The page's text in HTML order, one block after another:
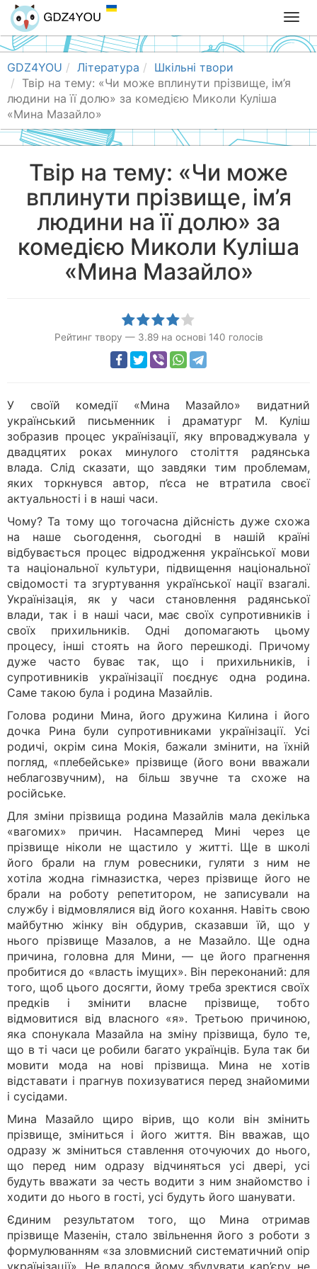
T
o
g
a
v
n
GDZ4YOU Література
Шкільні твори
Твір на тему: «Чи може вплинути прізвище, ім’я
людини на її долю» за комедією Миколи Куліша
«Мина Мазайло»
Твір на тему: «Чи може
вплинути прізвище, ім’я
людини на її долю» за
комедією Миколи Куліша
«Мина Мазайло»
Рейтинг твору — 3.89на основі 140 голосів
У своїй комедії «Мина Мазайло» видатний
український письменник і драматург М. Куліш
зобразив процес українізації, яку впроваджувала у
двадцятих роках минулого століття радянська
влада. Слід сказати, що завдяки тим проблемам,
яких торкнувся автор, п’єса не втратила своєї
актуальності і в наші часи.
Чому? Та тому що тогочасна дійсність дуже схожа
на наше сьогодення, сьогодні в нашій країні
відбувається процес відродження української мови
та національної культури, підвищення національної
свідомості та згуртування української нації взагалі.
Українізація, як у часи становлення радянської
влади, так і в наші часи, має своїх супротивників і
своїх прихильників. Одні допомагають цьому
процесу, інші стоять на його перешкоді. Причому
дуже часто буває так, що і прихильників, і
супротивників українізації поєднує одна родина.
Саме такою була і родина Мазайлів.
Голова родини Мина, його дружина Килина і його
дочка Рина були супротивниками українізації. Усі
родичі, окрім сина Мокія, бажали змінити, на їхній
погляд, «плебейське» прізвище (його вони вважали
неблагозвучним), на більш звучне та схоже на
російське.
Для зміни прізвища родина Мазайлів мала декілька
«вагомих» причин. Насамперед Мині через це
прізвище ніколи не щастило у житті. Ще в школі
його брали на глум ровесники, гуляти з ним не
хотіла жодна гімназистка, через прізвище його не
брали на роботу репетитором, не записували на
службу і відмовлялися від його кохання. Навіть свою
майбутню жінку він обдурив, сказавши їй, що у
нього прізвище Мазалов, а не Мазайло. Ще одна
причина, головна для Мини, — це його прагнення
пробитися до «власть імущих». Він переконаний: для
того, щоб цього досягти, йому треба зректися своїх
предків і змінити власне прізвище, тобто
відмовитися від власного «я». Третьою причиною,
яка спонукала Мазайла на зміну прізвища, було те,
що в ті часи це робили багато українців. Була так би
мовити мода на нові прізвища. Мина не хотів
відставати і прагнув похизуватися перед знайомими
і сусідами.
Мина Мазайло щиро вірив, що коли він змінить
прізвище, зміниться і його життя. Він вважав, що
одразу ж зміниться ставлення оточуючих до нього,
що перед ним одразу відчиняться усі двері, усі
будуть вважати за честь водити з ним знайомство і
ходити до нього в гості, усі будуть його шанувати.
Єдиним результатом того, що Мина отримав
прізвище Мазенін, стало звільнення його з роботи з
формулюванням «за зловмисний систематичний опір
українізації». Не вдалося йому збудувати кар’єру, не